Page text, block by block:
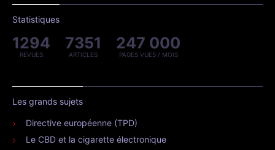
Statistiques
1294
REVUES
7351
ARTICLES
247 000
PAGES VUES / MOIS
Les grands sujets
Directive européenne (TPD)
Le CBD et la cigarette électronique